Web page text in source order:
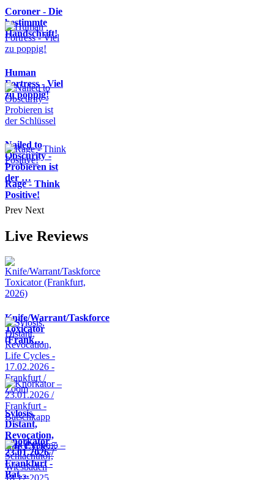
Coroner - Die
bestimmte
Handschrift!
Human
Fortress - Viel
zu poppig!
Nailed to
Obscurity -
Probieren ist
der …
Rage - Think
Positive!
Prev Next
Live Reviews
Knife/Warrant/Taskforce
Toxicator
(Frank…
Sylosis,
Distant,
Revocation,
Life Cycle…
Knorkator –
23.01.2026 /
Frankfurt -
Bat…